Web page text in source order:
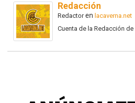
Redacción
Redactoren lacaverna.net
Cuenta de la Redacción de